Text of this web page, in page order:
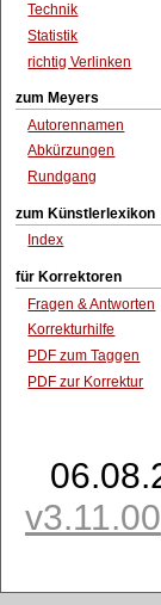
Technik
Statistik
richtig Verlinken
zum Meyers
Autorennamen
Abkürzungen
Rundgang
zum Künstlerlexikon
Index
für Korrektoren
Fragen & Antworten
Korrekturhilfe
PDF zum Taggen
PDF zur Korrektur
v3.11.00